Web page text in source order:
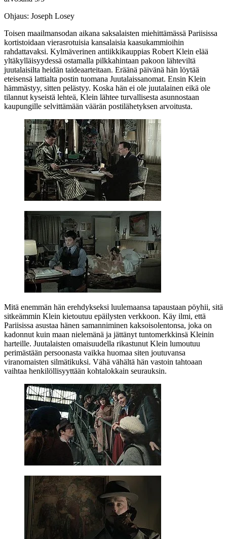
Ohjaus: Joseph Losey
Toisen maailmansodan aikana saksalaisten miehittämässä Pariisissa
kortistoidaan vierasrotuisia kansalaisia kaasukammioihin
rahdattavaksi. Kylmäverinen antiikkikauppias Robert Klein elää
yltäkylläisyydessä ostamalla pilkkahintaan pakoon lähteviltä
juutalaisilta heidän taideaarteitaan. Eräänä päivänä hän löytää
eteisensä lattialta postin tuomana Juutalaissanomat. Ensin Klein
hämmästyy, sitten pelästyy. Koska hän ei ole juutalainen eikä ole
tilannut kyseistä lehteä, Klein lähtee turvallisesta asunnostaan
kaupungille selvittämään väärän postilähetyksen arvoitusta.
Mitä enemmän hän erehdykseksi luulemaansa tapaustaan pöyhii, sitä
sitkeämmin Klein kietoutuu epäilysten verkkoon. Käy ilmi, että
Pariisissa asustaa hänen samanniminen kaksoisolentonsa, joka on
kadonnut kuin maan nielemänä ja jättänyt tuntomerkkinsä Kleinin
harteille. Juutalaisten omaisuudella rikastunut Klein lumoutuu
perimästään persoonasta vaikka huomaa siten joutuvansa
viranomaisten silmätikuksi. Vähä vähältä hän vastoin tahtoaan
vaihtaa henkilöllisyyttään kohtalokkain seurauksin.